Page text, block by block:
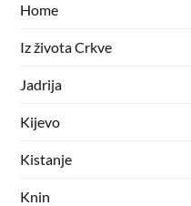
Home
Iz života Crkve
Jadrija
Kijevo
Kistanje
Knin